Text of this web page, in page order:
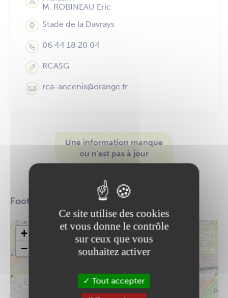
M. ROBINEAU Eric
Stade de la Davrays
06 44 18 20 04
RCASG
rca-ancenis@orange.fr
Une information manque
ou n'est pas à jour
Football
+
−
Ce site utilise des cookies
et vous donne le contrôle
sur ceux que vous
souhaitez activer
Tout accepter